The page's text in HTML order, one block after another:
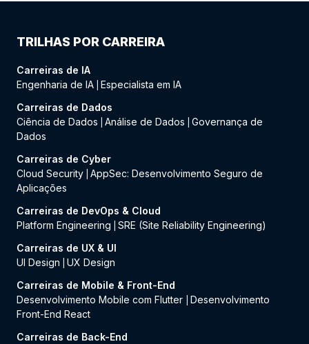
TRILHAS POR CARREIRA
Carreiras de IA
Engenharia de IA Especialista em IA
Carreiras de Dados
Ciência de Dados
Análise de Dados
Governança de
Dados
Carreiras de Cyber
Cloud Security AppSec: Desenvolvimento Seguro de
Aplicações
Carreiras de DevOps & Cloud
Platform Engineering
SRE (Site Reliability Engineering)
Carreiras de UX & UI
UI Design
UX Design
Carreiras de Mobile & Front-End
Desenvolvimento Mobile com Flutter
Desenvolvimento
Front-End React
Carreiras de Back-End